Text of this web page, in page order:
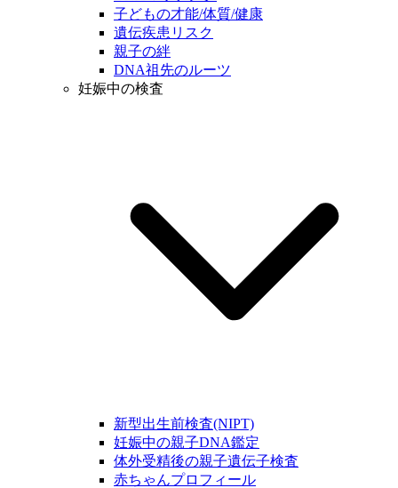
子どもの才能/体質/健康
遺伝疾患リスク
親子の絆
DNA祖先のルーツ
妊娠中の検査
新型出生前検査(NIPT)
妊娠中の親子DNA鑑定
体外受精後の親子遺伝子検査
赤ちゃんプロフィール